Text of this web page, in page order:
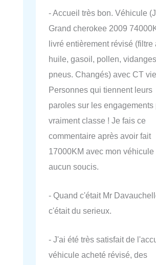
- Accueil très bon. Véhicule
Grand cherokee 2009
livré entièrement révisé (filtre
huile, gasoil, pollen, vidanges,
pneus. Changés) avec CT
Personnes qui tiennent leurs
paroles sur les engagements
vraiment classe ! Je fais ce
commentaire après avoir fait
17000KM avec mon véhicule
aucun soucis.
- Quand c'était Mr
c'était du serieux.
- J'ai été très satisfait de
véhicule acheté révisé, des